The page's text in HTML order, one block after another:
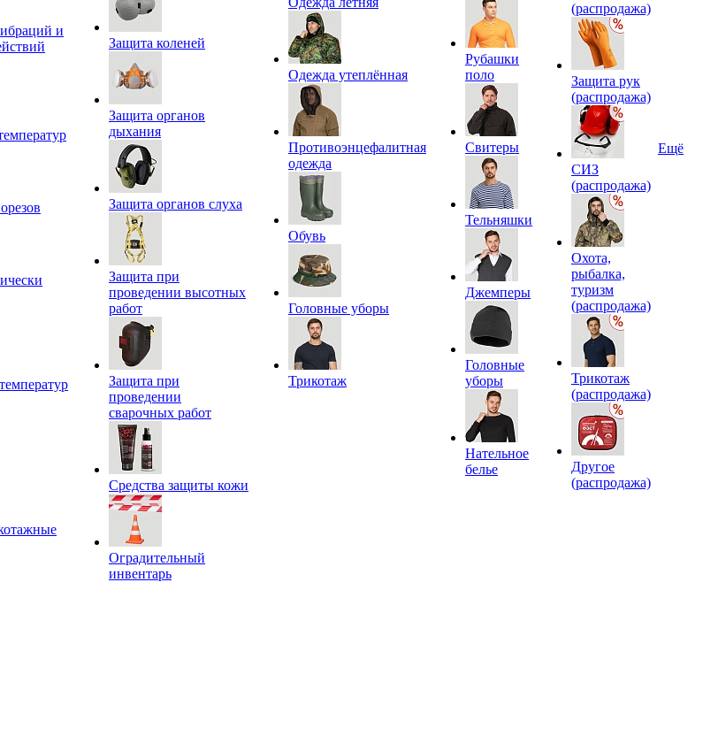
и
Защита коленей
Защита органов
дыхания
Защита органов слуха
Защита при
проведении высотных
работ
Защита при
проведении
сварочных работ
Средства защиты кожи
Оградительный
инвентарь
Одежда утеплённая
Противоэнцефалитная
одежда
Обувь
Головные уборы
Трикотаж
Рубашки
поло
Свитеры
Тельняшки
Джемперы
Головные
уборы
Нательное
белье
(распродажа)
Защита рук
(распродажа)
СИЗ
(распродажа)
Охота,
рыбалка,
туризм
(распродажа)
Трикотаж
(распродажа)
Другое
(распродажа)
Ещё